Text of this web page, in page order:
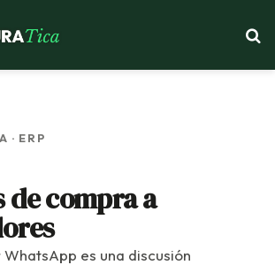
· ERP
de compra a
es una discusión